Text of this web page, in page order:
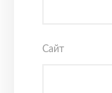
Сайт